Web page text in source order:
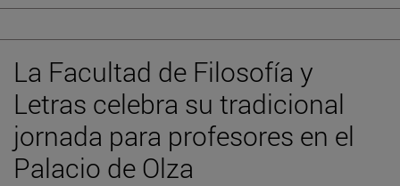
La Facultad de Filosofía y
Letras celebra su tradicional
jornada para profesores en el
Palacio de Olza